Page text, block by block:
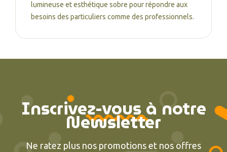
lumineuse et esthétique sobre pour répondre aux
besoins des particuliers comme des professionnels.
Inscrivez-vous à notre
Newsletter
Ne ratez plus nos promotions et nos offres